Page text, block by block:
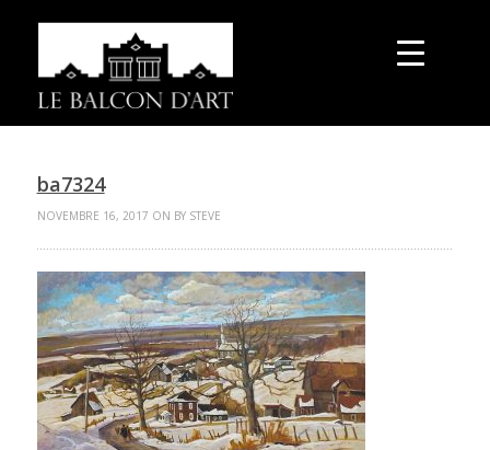
ba7324
NOVEMBRE 16, 2017 ON BY STEVE